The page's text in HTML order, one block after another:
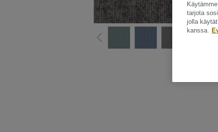
Katso kaikki
tarjota
jolla
kanssa.